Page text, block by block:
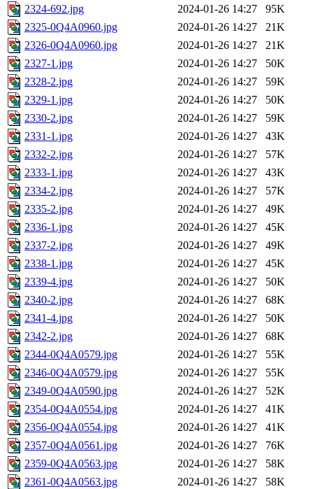
2324-692.jpg
2024-01-26 14:27
95K
2325-0Q4A0960.jpg
2024-01-26 14:27
21K
2326-0Q4A0960.jpg
2024-01-26 14:27
21K
2327-1.jpg
2024-01-26 14:27
50K
2328-2.jpg
2024-01-26 14:27
59K
2329-1.jpg
2024-01-26 14:27
50K
2330-2.jpg
2024-01-26 14:27
59K
2331-1.jpg
2024-01-26 14:27
43K
2332-2.jpg
2024-01-26 14:27
57K
2333-1.jpg
2024-01-26 14:27
43K
2334-2.jpg
2024-01-26 14:27
57K
2335-2.jpg
2024-01-26 14:27
49K
2336-1.jpg
2024-01-26 14:27
45K
2337-2.jpg
2024-01-26 14:27
49K
2338-1.jpg
2024-01-26 14:27
45K
2339-4.jpg
2024-01-26 14:27
50K
2340-2.jpg
2024-01-26 14:27
68K
2341-4.jpg
2024-01-26 14:27
50K
2342-2.jpg
2024-01-26 14:27
68K
2344-0Q4A0579.jpg
2024-01-26 14:27
55K
2346-0Q4A0579.jpg
2024-01-26 14:27
55K
2349-0Q4A0590.jpg
2024-01-26 14:27
52K
2354-0Q4A0554.jpg
2024-01-26 14:27
41K
2356-0Q4A0554.jpg
2024-01-26 14:27
41K
2357-0Q4A0561.jpg
2024-01-26 14:27
76K
2359-0Q4A0563.jpg
2024-01-26 14:27
58K
2361-0Q4A0563.jpg
2024-01-26 14:27
58K